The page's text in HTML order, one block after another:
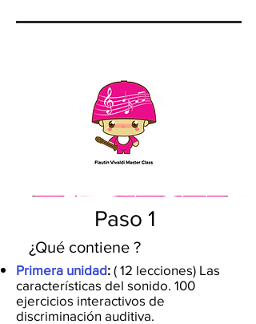
Paso 1
¿Qué contiene ?
Primera unidad: ( 12 lecciones) Las
características del sonido. 100
ejercicios interactivos de
discriminación auditiva.